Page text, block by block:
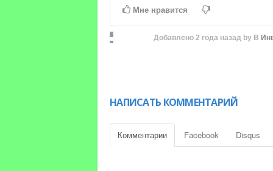
Мне нравится
Добавлено 2 года назадby В
НАПИСАТЬ КОММЕНТАРИЙ
Комментарии Facebook Disqus